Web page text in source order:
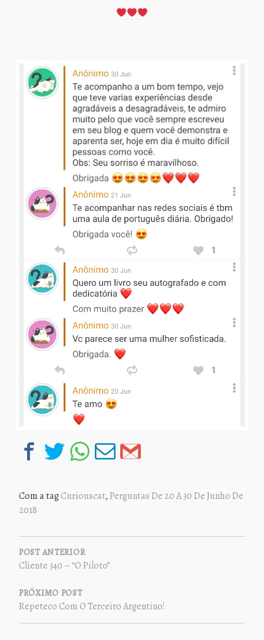
Com a tagCuriouscat,Perguntas De 20 A 30 De Junho De
2018
NAVEGAÇÃO
DE
POST
POST ANTERIOR
Cliente 340 – “O Piloto”
PRÓXIMO POST
Repeteco Com O Terceiro Argentino!